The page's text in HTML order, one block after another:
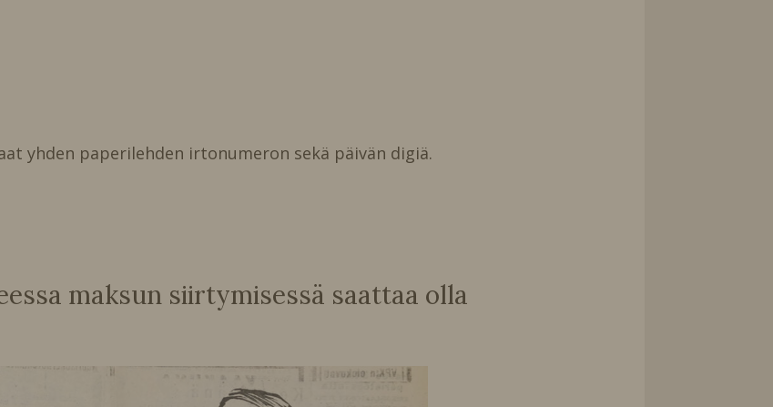
yhden paperilehden irtonumeron sekä päivän digiä.
maksun siirtymisessä saattaa olla